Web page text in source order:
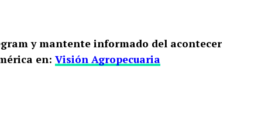
y mantente informado del acontecer
en: Visión Agropecuaria